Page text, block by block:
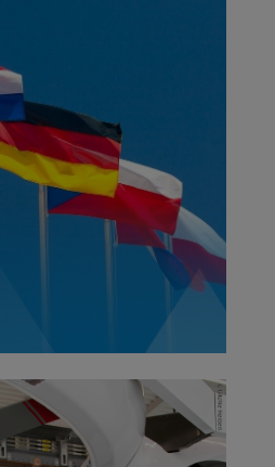
liegt mir sehr am
habe in Frankreich
heute viele Freunde
Ländern. "Europa"
nur mit klaren Regeln
Verantwortung nach
muss hier voran
gehen.
sich im Umbruch.
zukunftsfähige
und Arbeitsplätze